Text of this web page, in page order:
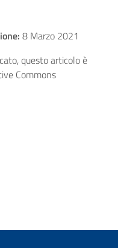
8 Marzo 2021
questo articolo è
Commons